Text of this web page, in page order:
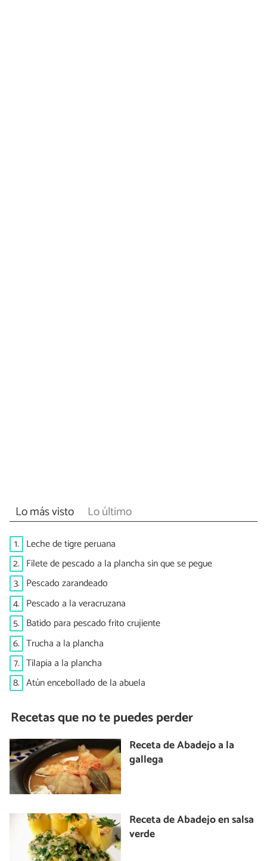
Lo más visto Lo último
1. Leche de tigre peruana
2. Filete de pescado a la plancha sin que se pegue
3. Pescado zarandeado
4. Pescado a la veracruzana
5. Batido para pescado frito crujiente
6. Trucha a la plancha
7. Tilapia a la plancha
8. Atún encebollado de la abuela
Recetas que no te puedes perder
Receta de Abadejo a la
gallega
Receta de Abadejo en salsa
verde